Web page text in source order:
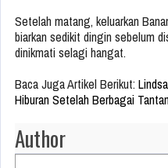
Setelah matang, keluarkan
biarkan sedikit dingin sebelum
dinikmati selagi hangat.
Baca Juga Artikel Berikut:
Hiburan Setelah Berbagai
Author